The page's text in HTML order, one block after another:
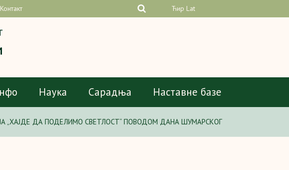
Контакт Ћир Lat
Наука Сарадња Наставне базе
„ХАЈДЕ ДА ПОДЕЛИМО СВЕТЛОСТ“ ПОВОДОМ ДАНА ШУМАРСКОГ